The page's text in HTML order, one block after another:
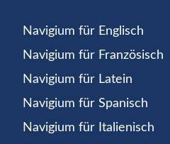
Navigium für Englisch
Navigium für Französisch
Navigium für Latein
Navigium für Spanisch
Navigium für Italienisch